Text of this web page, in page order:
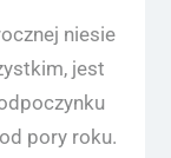
niesie
jest
pory roku.